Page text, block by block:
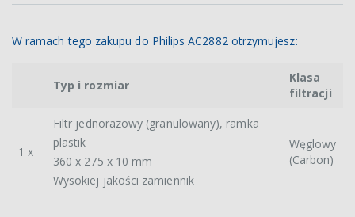
W ramach tego zakupu do Philips AC2882 otrzymujesz:
Typ i rozmiar
Klasa
filtracji
1 x
Filtr jednorazowy (granulowany), ramka
plastik
360 x 275 x 10 mm
Wysokiej jakości zamiennik
Węglowy
(Carbon)